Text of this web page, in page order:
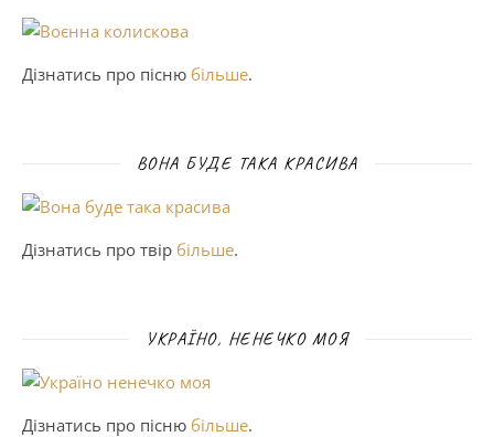
Дізнатись про пісню більше.
ВОНА БУДЕ ТАКА КРАСИВА
Дізнатись про твір більше.
УКРАЇНО, НЕНЕЧКО МОЯ
Дізнатись про пісню більше.